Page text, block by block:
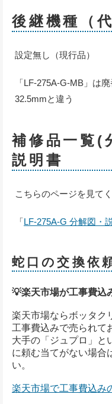
後継機種（
設定無し（現行品）
「LF-275A-G-MB」は
32.5mmと違う
補修品一覧(
説明書
こちらのページを見てく
「LF-275A-G 分解図・
蛇口の交換依
💡楽天市場が工事費込
楽天市場ならボッタク
工事費込みで売られて
大手の「ジュプロ」と
に頼む当てがない場合
い。
楽天市場で工事費込み